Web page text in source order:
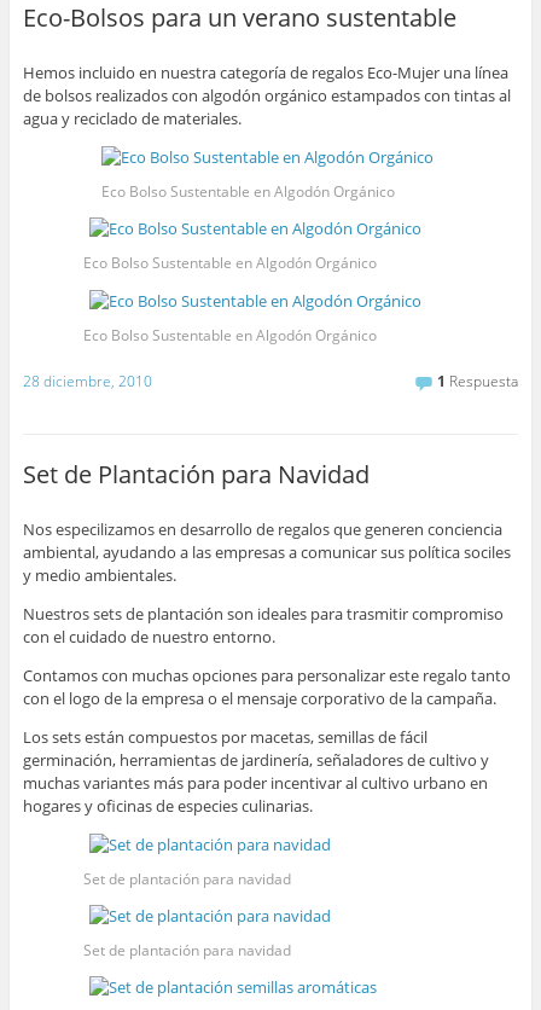
Eco-Bolsos para un verano sustentable
Hemos incluido en nuestra categoría de regalos Eco-Mujer una línea
de bolsos realizados con algodón orgánico estampados con tintas al
agua y reciclado de materiales.
Eco Bolso Sustentable en Algodón Orgánico
Eco Bolso Sustentable en Algodón Orgánico
Eco Bolso Sustentable en Algodón Orgánico
28 diciembre, 2010 1 Respuesta
Set de Plantación para Navidad
Nos especilizamos en desarrollo de regalos que generen conciencia
ambiental, ayudando a las empresas a comunicar sus política sociles
y medio ambientales.
Nuestros sets de plantación son ideales para trasmitir compromiso
con el cuidado de nuestro entorno.
Contamos con muchas opciones para personalizar este regalo tanto
con el logo de la empresa o el mensaje corporativo de la campaña.
Los sets están compuestos por macetas, semillas de fácil
germinación, herramientas de jardinería, señaladores de cultivo y
muchas variantes más para poder incentivar al cultivo urbano en
hogares y oficinas de especies culinarias.
Set de plantación para navidad
Set de plantación para navidad